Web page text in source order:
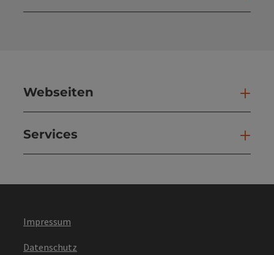
Webseiten
Services
Impressum
Datenschutz